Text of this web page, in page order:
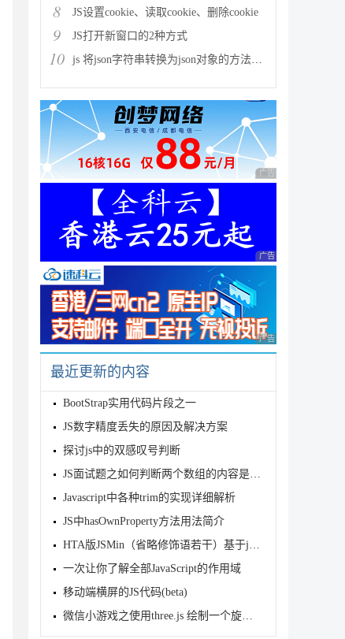
件格式，以分号相隔
8 JS设置cookie、读取cookie、删除cookie
9 JS打开新窗口的2种方式
10 js 将json字符串转换为json对象的方法解析
广告 商业广告，理性
广告 商业广告，理性
广告 商业广告，理性
最近更新的内容
BootStrap实用代码片段之一
JS数字精度丢失的原因及解决方案
探讨js中的双感叹号判断
JS面试题之如何判断两个数组的内容是否相等
Javascript中各种trim的实现详细解析
JS中hasOwnProperty方法用法简介
HTA版JSMin（省略修饰语若干）基于javascript语言编写
一次让你了解全部JavaScript的作用域
移动端横屏的JS代码(beta)
微信小游戏之使用three.js 绘制一个旋转的三角形